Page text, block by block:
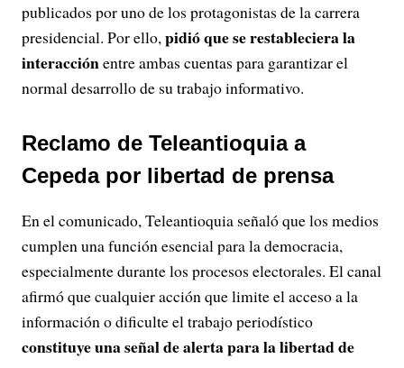
publicados por uno de los protagonistas de la carrera
presidencial. Por ello,pidió que se restableciera la
interacciónentre ambas cuentas para garantizar el
normal desarrollo de su trabajo informativo.
Reclamo de Teleantioquia a
Cepeda por libertad de prensa
En el comunicado, Teleantioquia señaló que los medios
cumplen una función esencial para la democracia,
especialmente durante los procesos electorales. El canal
afirmó que cualquier acción que limite el acceso a la
información o dificulte el trabajo periodístico
constituye una señal de alerta para la libertad de